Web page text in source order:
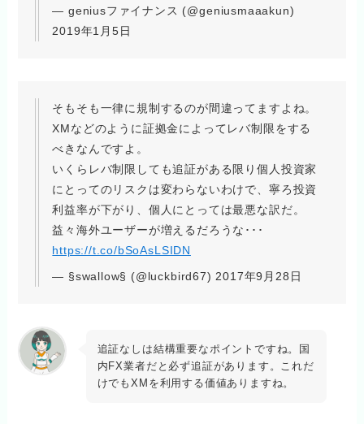
— geniusファイナンス (@geniusmaaakun)
2019年1月5日
そもそも一律に規制するのが間違ってますよね。
XMなどのように証拠金によってレバ制限をする
べきなんですよ。
いくらレバ制限しても追証がある限り個人投資家
にとってのリスクは変わらないわけで、寧ろ投資
利益率が下がり、個人にとっては最悪な訳だ。
益々海外ユーザーが増えるだろうな･･･
https://t.co/bSoAsLSIDN
— §swallow§ (@luckbird67) 2017年9月28日
追証なしは結構重要なポイントですね。国
内FX業者だと必ず追証があります。これだ
けでもXMを利用する価値ありますね。